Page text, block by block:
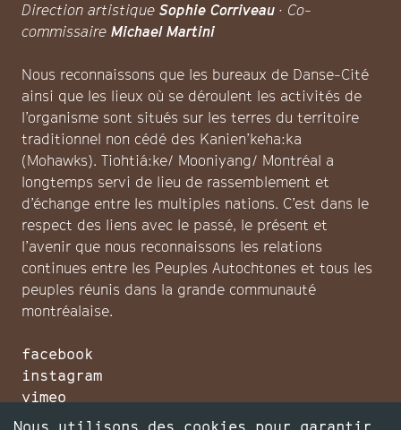
Nous utilisons des cookies pour garantir
Direction artistique Sophie Corriveau · Co-
commissaire Michael Martini
Nous reconnaissons que les bureaux de Danse-Cité
ainsi que les lieux où se déroulent les activités de
l’organisme sont situés sur les terres du territoire
traditionnel non cédé des Kanien’keha:ka
(Mohawks). Tiohtiá:ke/ Mooniyang/ Montréal a
longtemps servi de lieu de rassemblement et
d’échange entre les multiples nations. C’est dans le
respect des liens avec le passé, le présent et
l’avenir que nous reconnaissons les relations
continues entre les Peuples Autochtones et tous les
peuples réunis dans la grande communauté
montréalaise.
facebook
instagram
vimeo
infolettre